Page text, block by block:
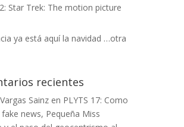
Star Trek: The motion picture
ya está aquí la navidad …otra
recientes
Sainz en PLYTS 17: Como
news, Pequeña Miss